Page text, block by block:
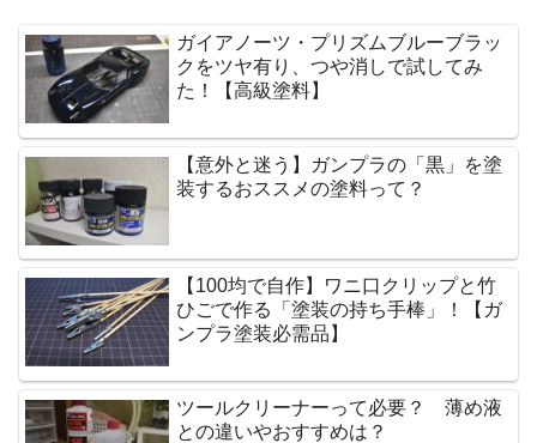
ガイアノーツ・プリズムブルーブラッ
クをツヤ有り、つや消しで試してみ
た！【高級塗料】
【意外と迷う】ガンプラの「黒」を塗
装するおススメの塗料って？
【100均で自作】ワニ口クリップと竹
ひごで作る「塗装の持ち手棒」！【ガ
ンプラ塗装必需品】
ツールクリーナーって必要？ 薄め液
との違いやおすすめは？